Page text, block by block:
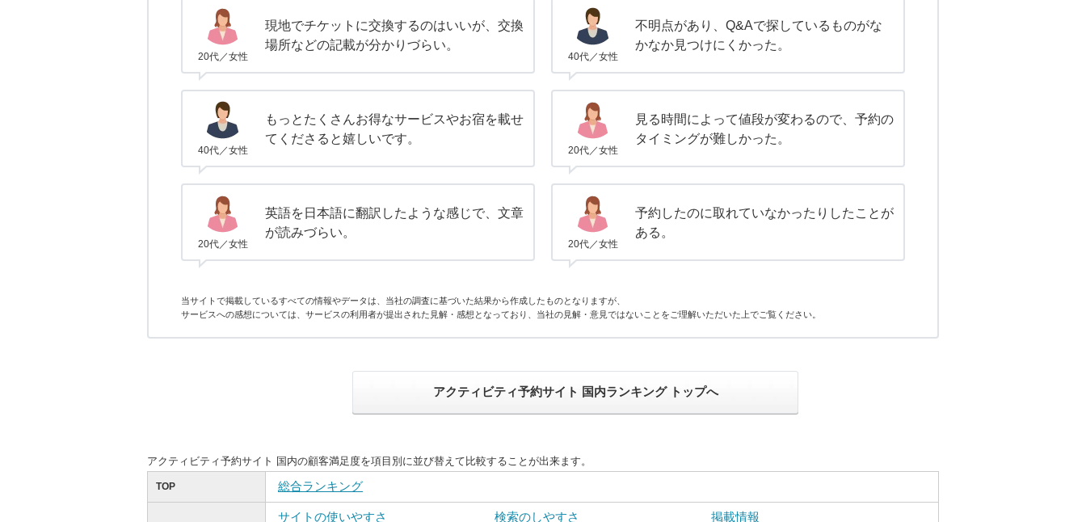
20代／女性
現地でチケットに交換するのはいいが、交換
場所などの記載が分かりづらい。
40代／女性
不明点があり、Q&Aで探しているものがな
かなか見つけにくかった。
40代／女性
もっとたくさんお得なサービスやお宿を載せ
てくださると嬉しいです。
20代／女性
見る時間によって値段が変わるので、予約の
タイミングが難しかった。
20代／女性
英語を日本語に翻訳したような感じで、文章
が読みづらい。
20代／女性
予約したのに取れていなかったりしたことが
ある。
当サイトで掲載しているすべての情報やデータは、当社の調査に基づいた結果から作成したものとなりますが、
サービスへの感想については、サービスの利用者が提出された見解・感想となっており、当社の見解・意見ではないことをご理解いただいた上でご覧ください。
アクティビティ予約サイト 国内ランキング トップへ
アクティビティ予約サイト 国内の顧客満足度を項目別に並び替えて比較することが出来ます。
TOP 総合ランキング
サイトの使いやすさ 検索のしやすさ 掲載情報